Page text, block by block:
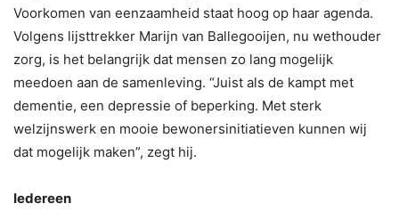
Voorkomen van eenzaamheid staat hoog op haar agenda.
Volgens lijsttrekker Marijn van Ballegooijen, nu wethouder
zorg, is het belangrijk dat mensen zo lang mogelijk
meedoen aan de samenleving. “Juist als de kampt met
dementie, een depressie of beperking. Met sterk
welzijnswerk en mooie bewonersinitiatieven kunnen wij
dat mogelijk maken”, zegt hij.
Iedereen